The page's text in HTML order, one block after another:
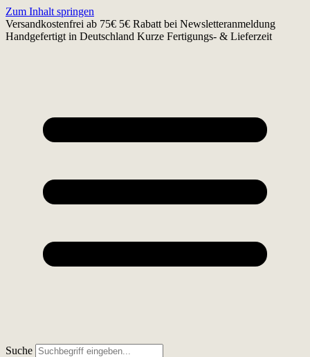
Zum Inhalt springen
Versandkostenfrei ab 75€ 5€ Rabatt bei Newsletteranmeldung
Handgefertigt in Deutschland Kurze Fertigungs- & Lieferzeit
Suche